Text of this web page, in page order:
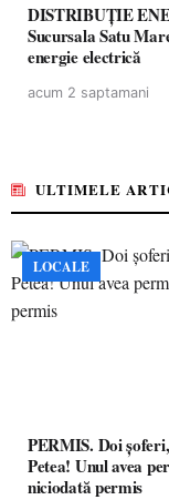
DISTRIBUȚIE
Sucursala Satu
energie electrică
acum 2 saptamani
ULTIMELE
LOCALE
PERMIS. Doi
Petea! Unul avea
niciodată permis